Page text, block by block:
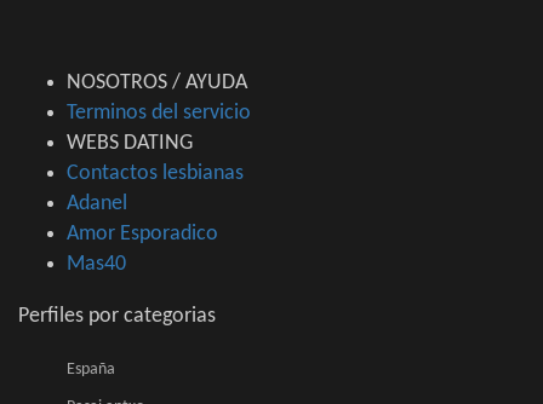
NOSOTROS / AYUDA
Terminos del servicio
WEBS DATING
Contactos lesbianas
Adanel
Amor Esporadico
Mas40
Perfiles por categorias
España